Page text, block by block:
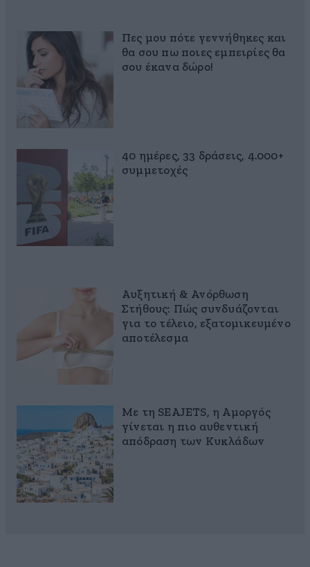
Πες μου πότε γεννήθηκες και
θα σου πω ποιες εμπειρίες θα
σου έκανα δώρο!
40 ημέρες, 33 δράσεις, 4.000+
συμμετοχές
Αυξητική & Ανόρθωση
Στήθους: Πώς συνδυάζονται
για το τέλειο, εξατομικευμένο
αποτέλεσμα
Με τη SEAJETS, η Αμοργός
γίνεται η πιο αυθεντική
απόδραση των Κυκλάδων